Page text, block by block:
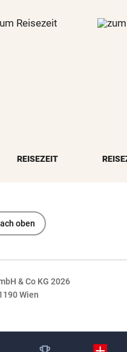
REISEZEIT
oben
& Co KG 2026
Wien